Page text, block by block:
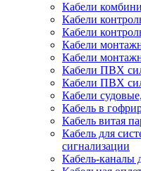
Кабели
Кабели
Кабели
Кабели
Кабели
Кабели ПВХ
Кабели ПВХ
Кабели
Кабель в
Кабель витая
Кабель для
сигнализации
Кабель-каналы